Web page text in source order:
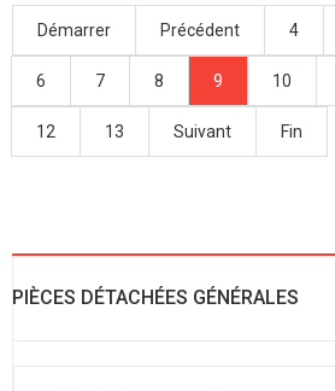
Démarrer Précédent 4
6 7 8 9 10
12 13 Suivant Fin
PIÈCES DÉTACHÉES GÉNÉRALES